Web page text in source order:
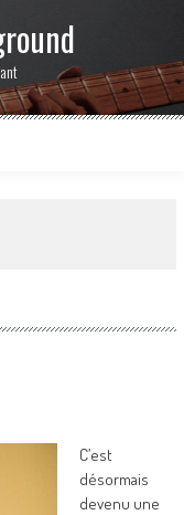
C’est
désormais
devenu une